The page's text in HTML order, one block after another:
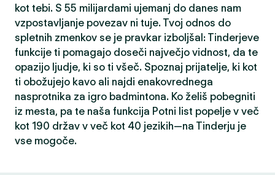
kot tebi. S 55 milijardami ujemanj do danes nam
vzpostavljanje povezav ni tuje. Tvoj odnos do
spletnih zmenkov se je pravkar izboljšal: Tinderjeve
funkcije ti pomagajo doseči največjo vidnost, da te
opazijo ljudje, ki so ti všeč. Spoznaj prijatelje, ki kot
ti obožujejo kavo ali najdi enakovrednega
nasprotnika za igro badmintona. Ko želiš pobegniti
iz mesta, pa te naša funkcija Potni list popelje v več
kot 190 držav v več kot 40 jezikih—na Tinderju je
vse mogoče.